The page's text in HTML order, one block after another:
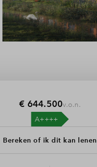
€ 644.500v.o.n.
Bereken of ik dit kan lenen